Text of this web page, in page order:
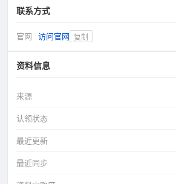
联系方式
官网 访问官网 复制
资料信息
来源
认领状态
最近更新
最近同步